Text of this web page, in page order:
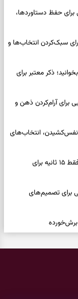
مرداد ۱۴۰۵ | کارت‌هایی برای حفظ دستاوردها،
جمعه ۱۶ مرداد ۱۴۰۵ | روزی برای سبک‌کردن انتخاب‌ها و
ذکر معتبر برای
۱۶ مرداد ۱۴۰۵ | پیام‌هایی برای آرام‌کردن ذهن و
مرداد ۱۴۰۵ | روزی برای نفس‌کشیدن، انتخاب‌های
بازی فکری | تکه پیتزا میان سبزیجات قایم شده؛ فقط ۱۵ ثانیه برای
۱۵ مرداد ۱۴۰۵ | نیت‌هایی برای تصمیم‌های